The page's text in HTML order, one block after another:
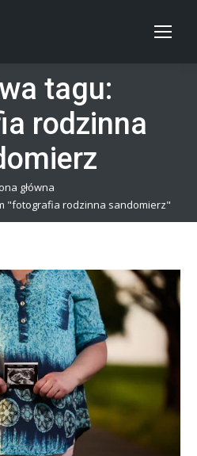
tagu:
rodzinna
główna
"fotografia rodzinna sandomierz"